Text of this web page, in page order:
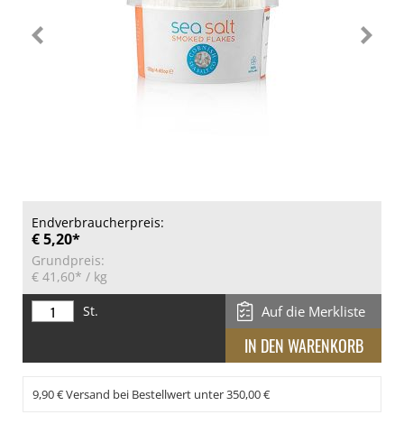
Endverbraucherpreis:
€ 5,20*
Grundpreis:
€ 41,60* / kg
St.
Auf die Merkliste
9,90 € Versand bei Bestellwert unter 350,00 €